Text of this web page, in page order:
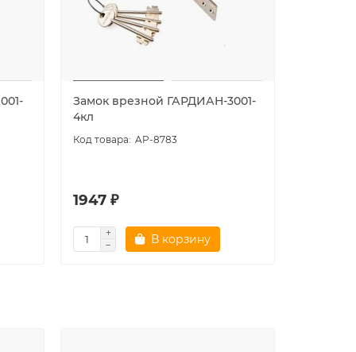
Замок врезной ГАРДИАН-3001-
4кл
AP-8783
1947 ₽
В корзину